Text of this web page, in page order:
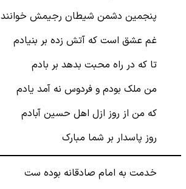
پنجمین دشمن شیطان رجیمش خوانند
غم عشق است که آتش زده بر بنیادم
تا که در راه محبت بدهد بر بادم
من ملک بودم و فردوس نه آمد یادم
که من از روز ازل اهل حسین آبادم
روز پاسدار بر شما مبارک
خدمت به امام صادقانه بوده ست